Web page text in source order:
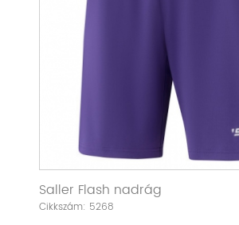
Saller Flash nadrág
Cikkszám: 5268